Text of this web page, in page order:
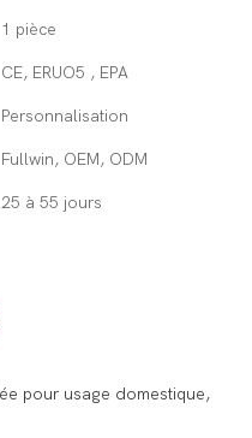
1 pièce
CE, ERUO5 , EPA
Personnalisation
Fullwin, OEM, ODM
25 à 55 jours